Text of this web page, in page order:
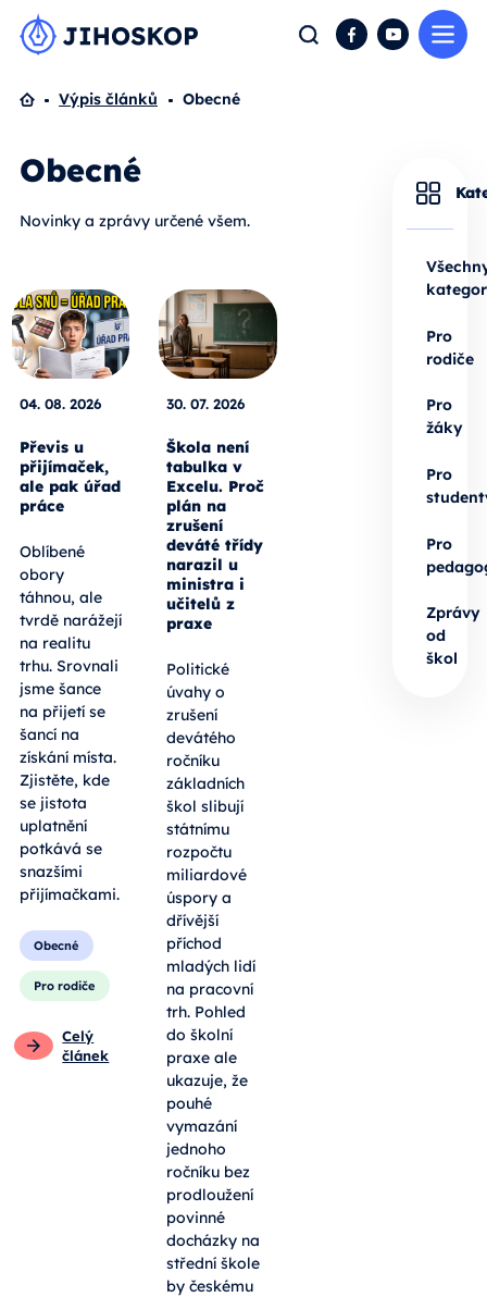
Hledat FacebookYouTube
Domů
Výpis článků Obecné
Obecné
Novinky a zprávy určené všem.
04. 08. 2026
Převis u
přijímaček,
ale pak úřad
práce
Oblíbené
obory
táhnou, ale
tvrdě narážejí
na realitu
trhu. Srovnali
jsme šance
na přijetí se
šancí na
získání místa.
Zjistěte, kde
se jistota
uplatnění
potkává se
snazšími
přijímačkami.
Obecné
Pro rodiče
Celý
článek
30. 07. 2026
Škola není
tabulka v
Excelu. Proč
plán na
zrušení
deváté třídy
narazil u
ministra i
učitelů z
praxe
Politické
úvahy o
zrušení
devátého
ročníku
základních
škol slibují
státnímu
rozpočtu
miliardové
úspory a
dřívější
příchod
mladých lidí
na pracovní
trh. Pohled
do školní
praxe ale
ukazuje, že
pouhé
vymazání
jednoho
ročníku bez
prodloužení
povinné
docházky na
střední škole
by českému
Pro
rodiče
Pro
žáky
Pro
Pro
Zprávy
od
škol